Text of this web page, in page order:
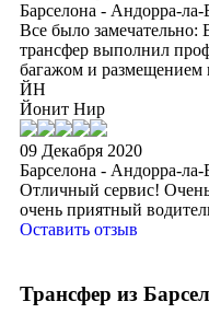
Барселона - Андорра-
Все было замечательно:
трансфер выполнил
багажом и размещением
ЙН
Йонит Нир
09 Декабря 2020
Барселона - Андорра-
Отличный сервис!
очень приятный
Оставить отзыв
Трансфер из